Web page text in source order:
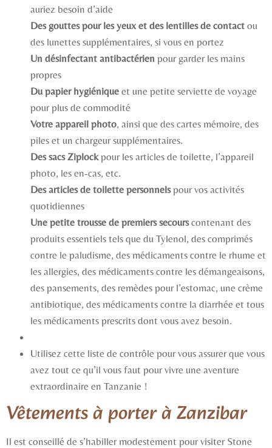
auriez besoin d’aide
Des gouttes pour les yeux et des lentilles de contact ou
des lunettes supplémentaires, si vous en portez
Un désinfectant antibactérien pour garder les mains
propres
Du papier hygiénique et une petite serviette de voyage
pour plus de commodité
Votre appareil photo, ainsi que des cartes mémoire, des
piles et un chargeur supplémentaires.
Des sacs Ziplockpour les articles de toilette, l’appareil
photo, les en-cas, etc.
Des articles de toilette personnelspour vos activités
quotidiennes
Une petite trousse de premiers secourscontenant des
produits essentiels tels que du Tylenol, des comprimés
contre le paludisme, des médicaments contre le rhume et
les allergies, des médicaments contre les démangeaisons,
des pansements, des remèdes pour l’estomac, une crème
antibiotique, des médicaments contre la diarrhée et tous
les médicaments prescrits dont vous avez besoin.
Utilisez cette liste de contrôle pour vous assurer que vous
avez tout ce qu’il vous faut pour vivre une aventure
extraordinaire en Tanzanie !
Vêtements à porter à Zanzibar
Il est conseillé de s’habiller modestement pour visiter Stone